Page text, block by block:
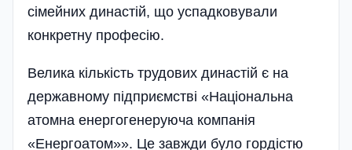
сімейних династій, що успадковували
конкретну професію.
Велика кількість трудових династій є на
державному підприємстві «Національна
атомна енергогенеруюча компанія
«Енергоатом»». Це завжди було гордістю